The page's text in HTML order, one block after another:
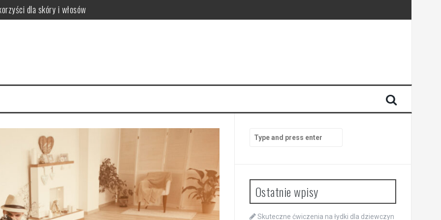
dla skóry i włosów
organizmu
– smukłe nogi w 4 tygodnie
metody pielęgnacji
for:
Ostatnie wpisy
Skuteczne ćwiczenia na łydki dla dziewczyn